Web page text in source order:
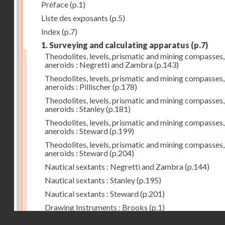
Préface(p.1)
Liste des exposants (p.5)
Index(p.7)
1. Surveying and calculating apparatus (p.7)
Theodolites, levels, prismatic and mining compasses,
aneroids : Negretti and Zambra(p.143)
Theodolites, levels, prismatic and mining compasses,
aneroids : Pillischer(p.178)
Theodolites, levels, prismatic and mining compasses,
aneroids : Stanley(p.181)
Theodolites, levels, prismatic and mining compasses,
aneroids : Steward(p.199)
Theodolites, levels, prismatic and mining compasses,
aneroids : Steward(p.204)
Nautical sextants : Negretti and Zambra(p.144)
Nautical sextants : Stanley(p.195)
Nautical sextants : Steward(p.201)
Drawing Instruments : Brooks (p.1)